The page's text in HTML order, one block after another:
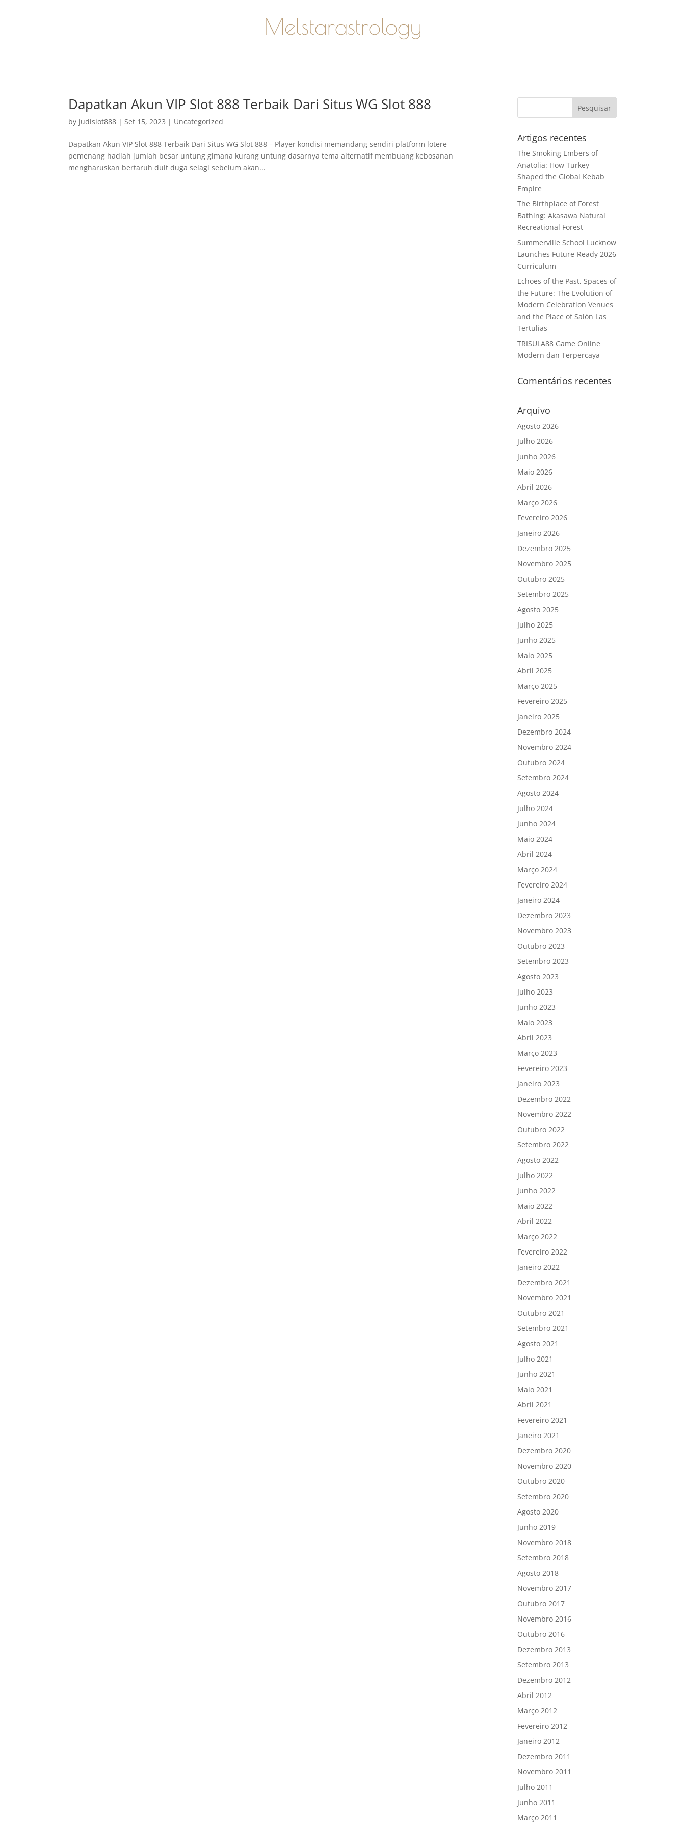
Melstarastrology
Dapatkan Akun VIP Slot 888 Terbaik Dari Situs WG Slot 888
by judislot888 | Set 15, 2023 | Uncategorized
Dapatkan Akun VIP Slot 888 Terbaik Dari Situs WG Slot 888 – Player kondisi memandang sendiri platform lotere
pemenang hadiah jumlah besar untung gimana kurang untung dasarnya tema alternatif membuang kebosanan
mengharuskan bertaruh duit duga selagi sebelum akan...
Artigos recentes
The Smoking Embers of
Anatolia: How Turkey
Shaped the Global Kebab
Empire
The Birthplace of Forest
Bathing: Akasawa Natural
Recreational Forest
Summerville School Lucknow
Launches Future-Ready 2026
Curriculum
Echoes of the Past, Spaces of
the Future: The Evolution of
Modern Celebration Venues
and the Place of Salón Las
Tertulias
TRISULA88 Game Online
Modern dan Terpercaya
Comentários recentes
Arquivo
Agosto 2026
Julho 2026
Junho 2026
Maio 2026
Abril 2026
Março 2026
Fevereiro 2026
Janeiro 2026
Dezembro 2025
Novembro 2025
Outubro 2025
Setembro 2025
Agosto 2025
Julho 2025
Junho 2025
Maio 2025
Abril 2025
Março 2025
Fevereiro 2025
Janeiro 2025
Dezembro 2024
Novembro 2024
Outubro 2024
Setembro 2024
Agosto 2024
Julho 2024
Junho 2024
Maio 2024
Abril 2024
Março 2024
Fevereiro 2024
Janeiro 2024
Dezembro 2023
Novembro 2023
Outubro 2023
Setembro 2023
Agosto 2023
Julho 2023
Junho 2023
Maio 2023
Abril 2023
Março 2023
Fevereiro 2023
Janeiro 2023
Dezembro 2022
Novembro 2022
Outubro 2022
Setembro 2022
Agosto 2022
Julho 2022
Junho 2022
Maio 2022
Abril 2022
Março 2022
Fevereiro 2022
Janeiro 2022
Dezembro 2021
Novembro 2021
Outubro 2021
Setembro 2021
Agosto 2021
Julho 2021
Junho 2021
Maio 2021
Abril 2021
Fevereiro 2021
Janeiro 2021
Dezembro 2020
Novembro 2020
Outubro 2020
Setembro 2020
Agosto 2020
Junho 2019
Novembro 2018
Setembro 2018
Agosto 2018
Novembro 2017
Outubro 2017
Novembro 2016
Outubro 2016
Dezembro 2013
Setembro 2013
Dezembro 2012
Abril 2012
Março 2012
Fevereiro 2012
Janeiro 2012
Dezembro 2011
Novembro 2011
Julho 2011
Junho 2011
Março 2011